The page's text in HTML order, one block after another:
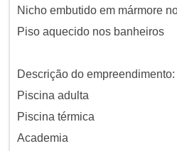
Nicho embutido em mármore
Piso aquecido nos banheiros
Descrição do empreendimento:
Piscina adulta
Piscina térmica
Academia